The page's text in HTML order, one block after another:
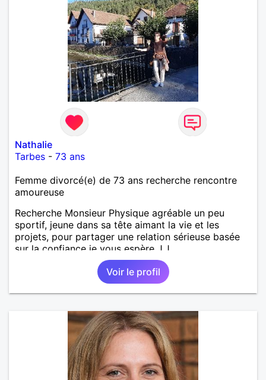
Nathalie
Tarbes - 73 ans
Femme divorcé(e) de 73 ans recherche rencontre
amoureuse
Recherche Monsieur Physique agréable un peu
sportif, jeune dans sa tête aimant la vie et les
projets, pour partager une relation sérieuse basée
sur la confiance je vous espère J.J
Voir le profil